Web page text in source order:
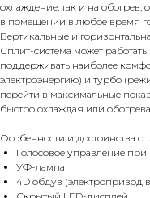
охлаждение, так и на
в помещении в любое время
Вертикальные и
Сплит-система может
поддерживать наиболее
электроэнергию) и турбо
перейти в максимальные
быстро охлаждая или
Особенности и достоинства
Голосовое управление
УФ-лампа
4D обдув (электропривод